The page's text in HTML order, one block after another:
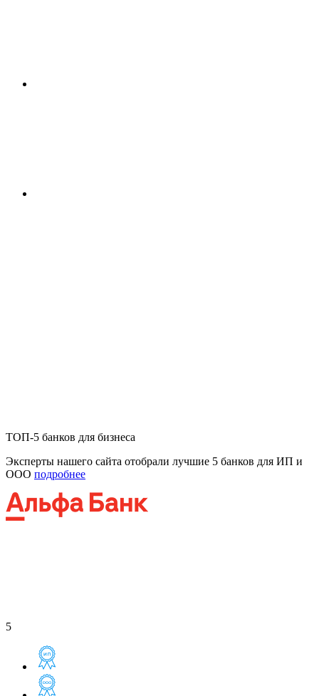
ТОП-5 банков для бизнеса
Эксперты нашего сайта отобрали лучшие 5 банков для ИП и
ООО подробнее
5